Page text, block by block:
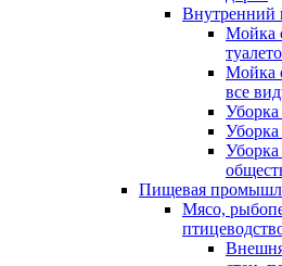
Внутренний
Мойка
Мойка
все
Пищевая
Мясо,